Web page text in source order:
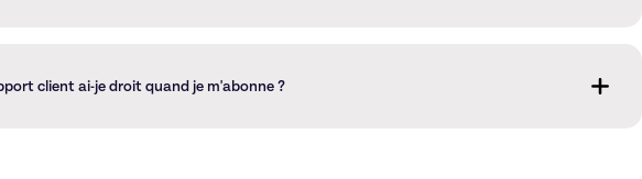
client ai-je droit quand je m'abonne ?